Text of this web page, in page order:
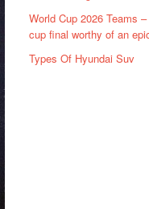
World Cup 2026 Teams
cup final worthy of an
Types Of Hyundai Suv